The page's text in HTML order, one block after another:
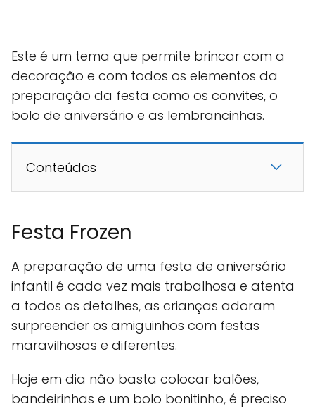
Este é um tema que permite brincar com a
decoração e com todos os elementos da
preparação da festa como os convites, o
bolo de aniversário e as lembrancinhas.
Conteúdos
Festa Frozen
A preparação de uma festa de aniversário
infantil é cada vez mais trabalhosa e atenta
a todos os detalhes, as crianças adoram
surpreender os amiguinhos com festas
maravilhosas e diferentes.
Hoje em dia não basta colocar balões,
bandeirinhas e um bolo bonitinho, é preciso